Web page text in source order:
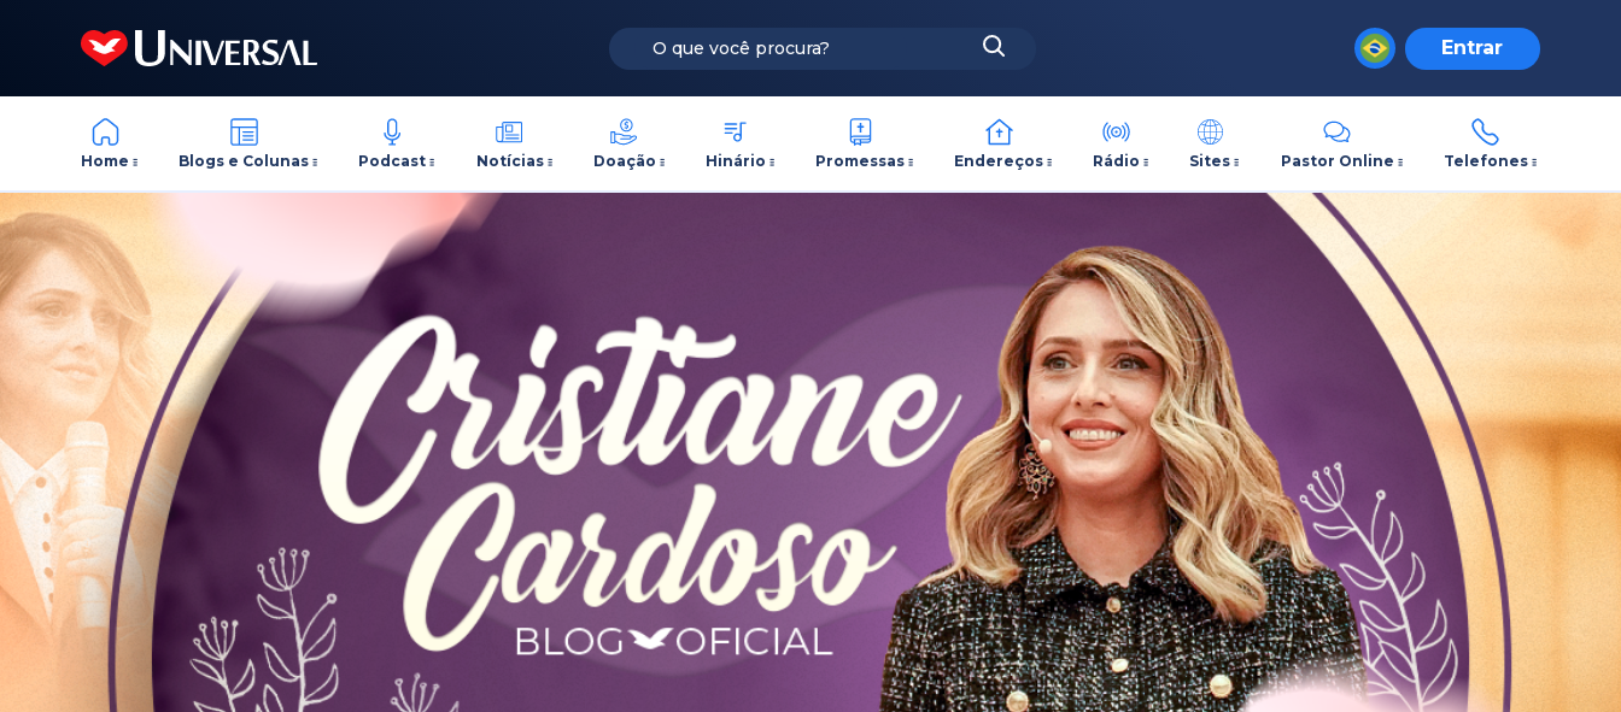
Entrar
Home Blogs e Colunas Podcast Notícias Doação Hinário Promessas Endereços Rádio Sites Pastor Online Telefones